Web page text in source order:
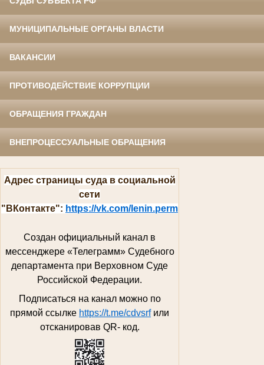
МУНИЦИПАЛЬНЫЕ ОРГАНЫ ВЛАСТИ
ВАКАНСИИ
ПРОТИВОДЕЙСТВИЕ КОРРУПЦИИ
ОБРАЩЕНИЯ ГРАЖДАН
ВНЕПРОЦЕССУАЛЬНЫЕ ОБРАЩЕНИЯ
Адрес страницы суда в социальной
сети
"ВКонтакте": https://vk.com/lenin.perm
Создан официальный канал в
мессенджере «Телеграмм»Судебного
департамента при Верховном Суде
Российской Федерации.
Подписаться на канал можно по
прямой ссылке https://t.me/cdvsrfили
отсканировав QR- код.